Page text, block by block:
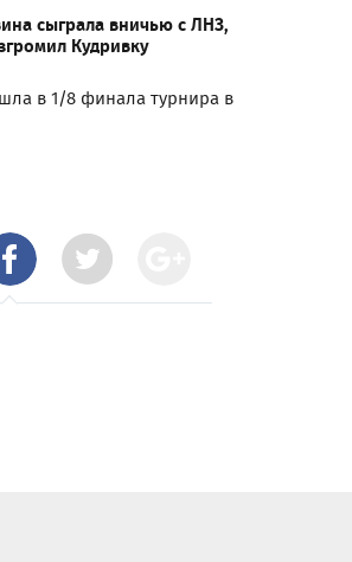
сыграла вничью с ЛНЗ,
Кудривку
в 1/8 финала турнира в